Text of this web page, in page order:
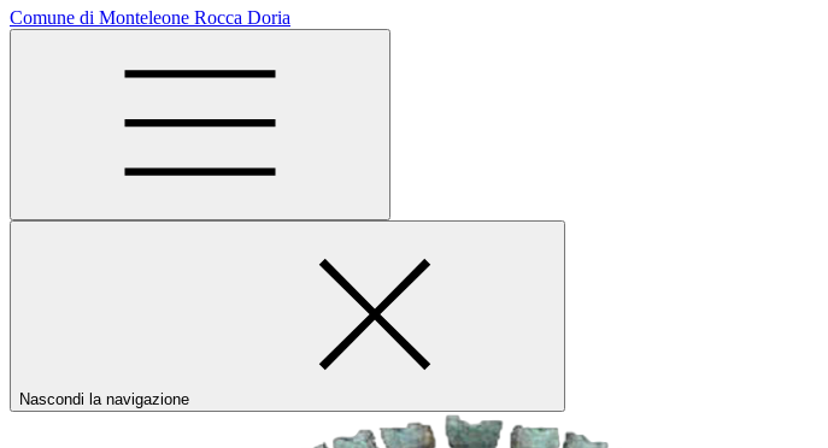
Comune di Monteleone Rocca Doria
Nascondi la navigazione